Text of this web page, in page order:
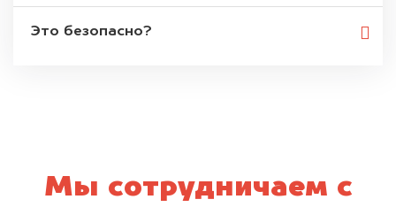
Это безопасно?
Мы сотрудничаем с